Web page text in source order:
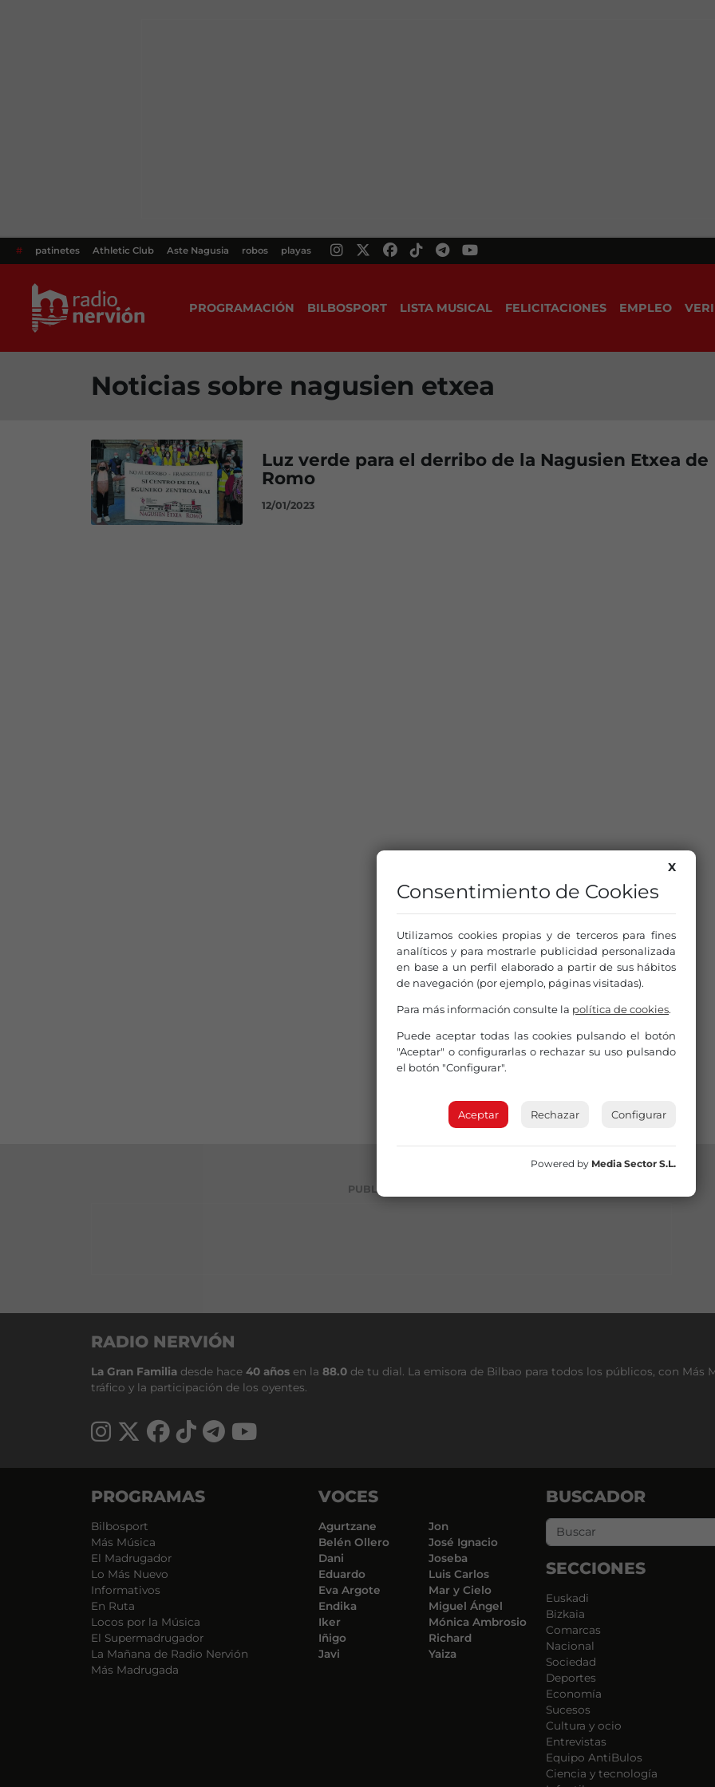
# patinetes Athletic Club Aste Nagusia robos playas
PROGRAMACIÓN BILBOSPORT LISTA MUSICAL FELICITACIONES EMPLEO
Noticias sobre nagusien etxea
Luz verde para el derribo de la Nagusien Etxea de
Romo
12/01/2023
PUBLICIDAD
RADIO NERVIÓN
La Gran Familia desde hace 40 años en la 88.0 de tu dial. La emisora de Bilbao para todos los públicos, con Más
tráfico y la participación de los oyentes.
PROGRAMAS
Bilbosport
Más Música
El Madrugador
Lo Más Nuevo
Informativos
En Ruta
Locos por la Música
El Supermadrugador
La Mañana de Radio Nervión
Más Madrugada
VOCES
Agurtzane
Belén Ollero
Dani
Eduardo
Eva Argote
Endika
Iker
Iñigo
Javi
Jon
José Ignacio
Joseba
Luis Carlos
Mar y Cielo
Miguel Ángel
Mónica Ambrosio
Richard
Yaiza
BUSCADOR
SECCIONES
Euskadi
Bizkaia
Comarcas
Nacional
Sociedad
Deportes
Economía
Sucesos
Cultura y ocio
Entrevistas
Equipo AntiBulos
Ciencia y tecnología
X
Consentimiento de Cookies
Utilizamos cookies propias y de terceros para fines
analíticos y para mostrarle publicidad personalizada
en base a un perfil elaborado a partir de sus hábitos
de navegación (por ejemplo, páginas visitadas).
Para más información consulte la política de cookies.
Puede aceptar todas las cookies pulsando el botón
"Aceptar" o configurarlas o rechazar su uso pulsando
el botón "Configurar".
Aceptar Rechazar Configurar
Powered by Media Sector S.L.